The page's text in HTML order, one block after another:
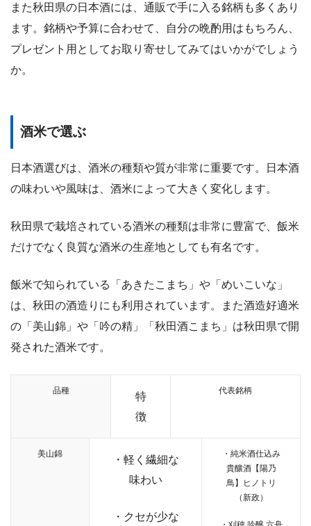
また秋田県の日本酒には、通販で手に入る銘柄も多くあり
ます。銘柄や予算に合わせて、自分の晩酌用はもちろん、
プレゼント用としてお取り寄せしてみてはいかがでしょう
か。
酒米で選ぶ
日本酒選びは、酒米の種類や質が非常に重要です。日本酒
の味わいや風味は、酒米によって大きく変化します。
秋田県で栽培されている酒米の種類は非常に豊富で、飯米
だけでなく良質な酒米の生産地としても有名です。
飯米で知られている「あきたこまち」や「めいこいな」
は、秋田の酒造りにも利用されています。また酒造好適米
の「美山錦」や「吟の精」「秋田酒こまち」は秋田県で開
発された酒米です。
品種
特
徴
代表銘柄
美山錦
・軽く繊細な
味わい
・クセが少な
・純米酒仕込み
貴釀酒【陽乃
鳥】ヒノトリ
（新政）